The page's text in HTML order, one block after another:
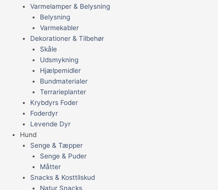
Varmelamper & Belysning
Belysning
Varmekabler
Dekorationer & Tilbehør
Skåle
Udsmykning
Hjælpemidler
Bundmaterialer
Terrarieplanter
Krybdyrs Foder
Foderdyr
Levende Dyr
Hund
Senge & Tæpper
Senge & Puder
Måtter
Snacks & Kosttilskud
Natur Snacks